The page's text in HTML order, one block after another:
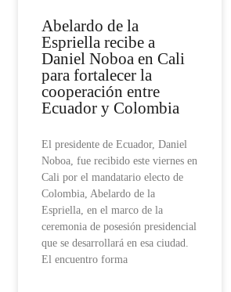
Abelardo de la
Espriella recibe a
Daniel Noboa en Cali
para fortalecer la
cooperación entre
Ecuador y Colombia
El presidente de Ecuador, Daniel
Noboa, fue recibido este viernes en
Cali por el mandatario electo de
Colombia, Abelardo de la
Espriella, en el marco de la
ceremonia de posesión presidencial
que se desarrollará en esa ciudad.
El encuentro forma